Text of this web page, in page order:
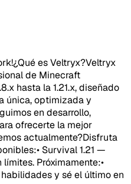
es Veltryx?Veltryx
de Minecraft
hasta la 1.21.x, diseñado
única, optimizada y
en desarrollo,
ofrecerte la mejor
actualmente?Disfruta
Survival 1.21 —
Próximamente:•
y sé el último en